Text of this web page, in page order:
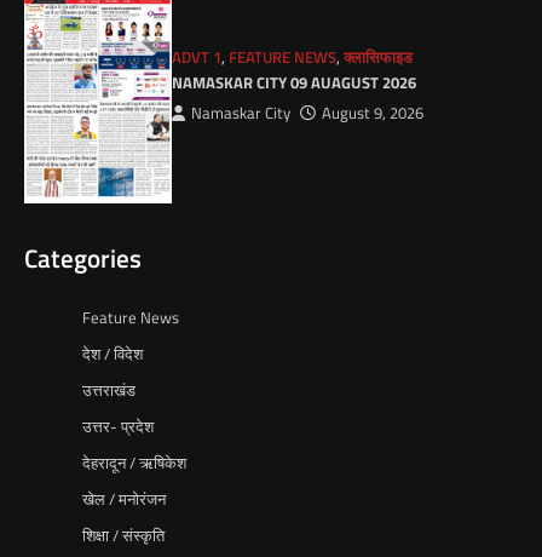
ADVT 1, FEATURE NEWS,क्लासिफाइड
NAMASKAR CITY 09 AUAGUST 2026
Namaskar City August 9, 2026
Categories
Feature News
देश / विदेश
उत्तराखंड
उत्तर- प्रदेश
देहरादून / ऋषिकेश
खेल / मनोरंजन
शिक्षा / संस्कृति